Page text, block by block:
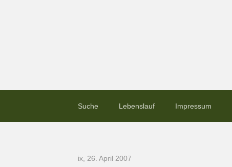
Suche Lebenslauf Impressum
ix 26. April 2007